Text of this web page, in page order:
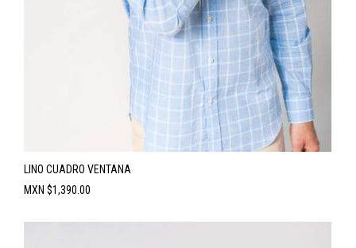
LINO CUADRO VENTANA
Precio
MXN $1,390.00